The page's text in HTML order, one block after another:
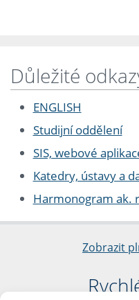
Důležité
ENGLISH
Studijní oddělení
SIS, webové
Katedry, ústavy a
Harmonogram ak.
Zobrazit